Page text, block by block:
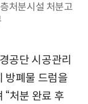
처분시설 처분고
공단 시공관리
방폐물 드럼을
“처분 완료 후